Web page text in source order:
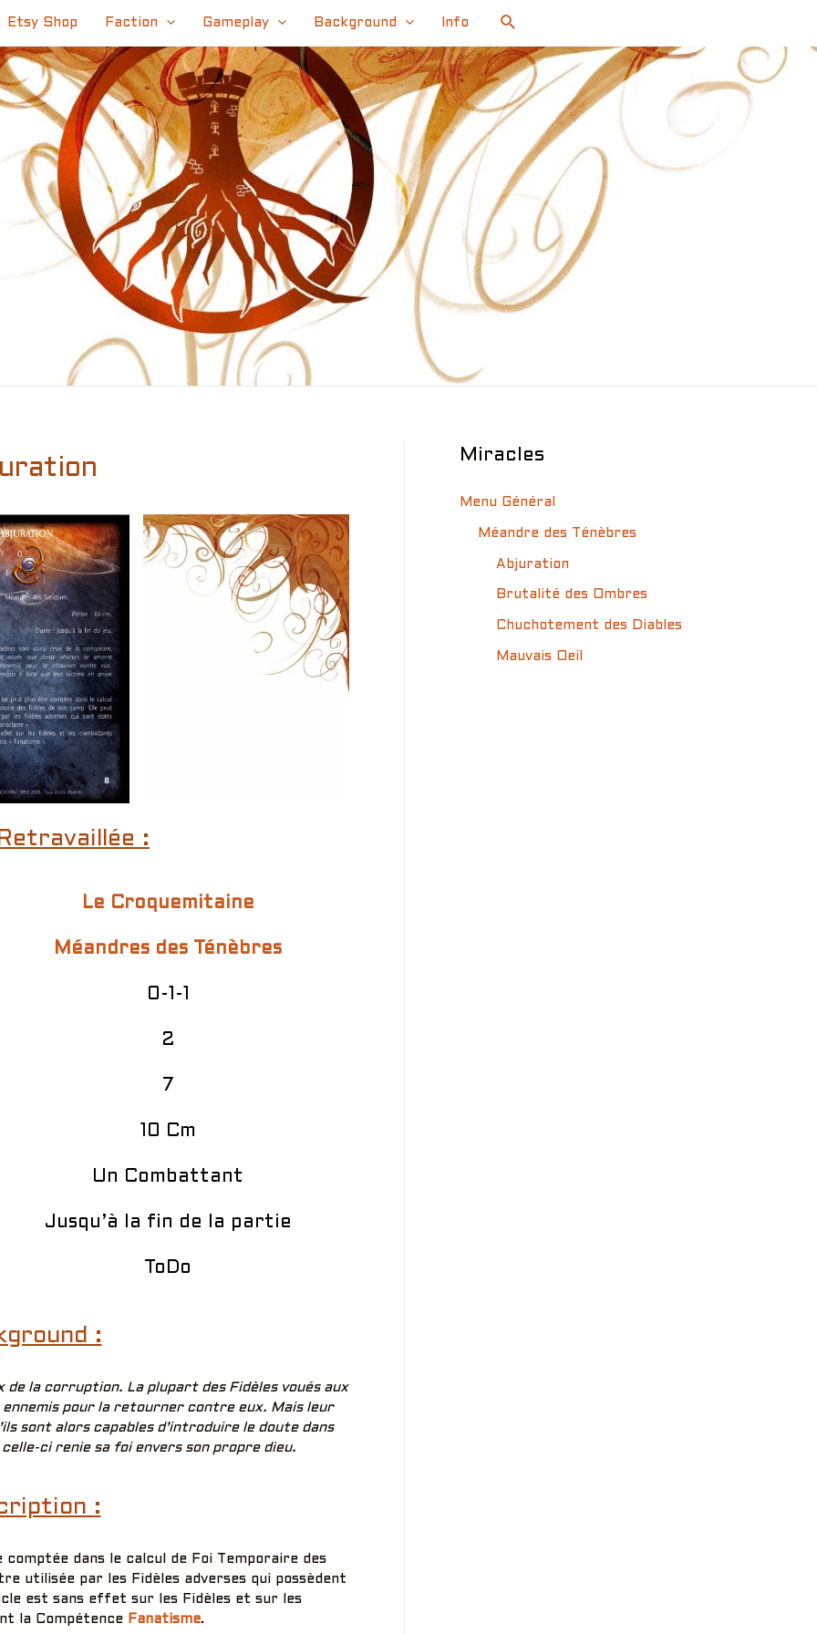
Etsy Shop Faction Gameplay Background Info Search
:
Le Croquemitaine
Méandres des Ténèbres
0-1-1
2
7
10 Cm
Un Combattant
Jusqu’à la fin de la partie
ToDo
:
de la corruption. La plupart des Fidèles voués aux
pour la retourner contre eux. Mais leur
sont alors capables d’introduire le doute dans
ci renie sa foi envers son propre dieu.
:
dans le calcul de Foi Temporaire des
utilisée par les Fidèles adverses qui possèdent
est sans effet sur les Fidèles et sur les
la Compétence Fanatisme.
Miracles
Menu Général
Méandre des Ténèbres
Abjuration
Brutalité des Ombres
Chuchotement des Diables
Mauvais Oeil